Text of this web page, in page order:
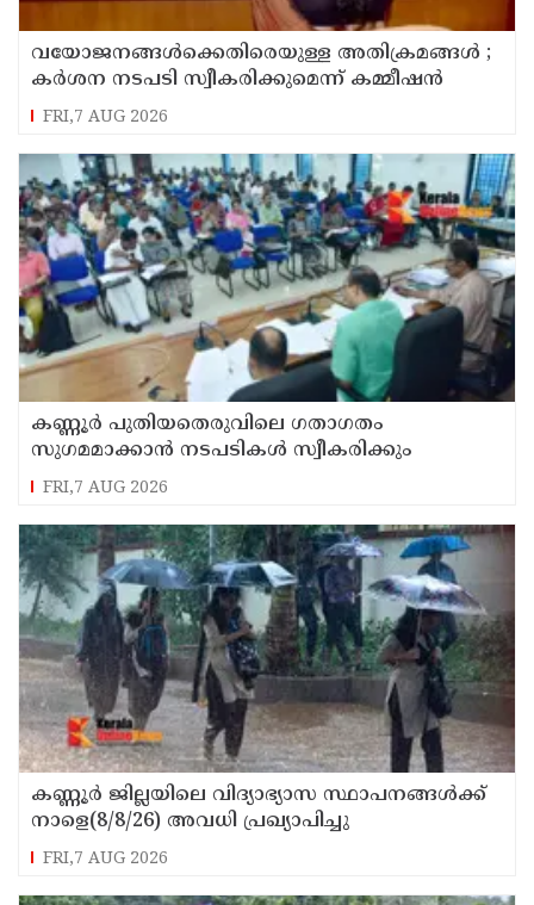
വയോജനങ്ങൾക്കെതിരെയുള്ള അതിക്രമങ്ങൾ ;
കർശന നടപടി സ്വീകരിക്കുമെന്ന് കമ്മീഷൻ
FRI,7 AUG 2026
കണ്ണൂർ പുതിയതെരുവിലെ ഗതാഗതം
സുഗമമാക്കാന്‍ നടപടികള്‍ സ്വീകരിക്കും
FRI,7 AUG 2026
കണ്ണൂർ ജില്ലയിലെ വിദ്യാഭ്യാസ സ്ഥാപനങ്ങള്‍ക്ക്
നാളെ(8/8/26) അവധി പ്രഖ്യാപിച്ചു
FRI,7 AUG 2026